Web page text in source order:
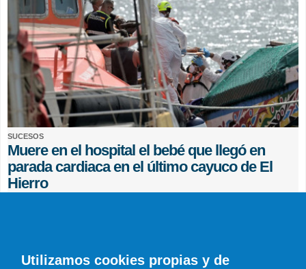
SUCESOS
Muere en el hospital el bebé que llegó en
parada cardiaca en el último cayuco de El
Hierro
Utilizamos cookies propias y de